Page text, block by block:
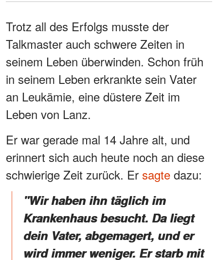
Trotz all des Erfolgs musste der
Talkmaster auch schwere Zeiten in
seinem Leben überwinden. Schon früh
in seinem Leben erkrankte sein Vater
an Leukämie, eine düstere Zeit im
Leben von Lanz.
Er war gerade mal 14 Jahre alt, und
erinnert sich auch heute noch an diese
schwierige Zeit zurück. Er sagte dazu:
"Wir haben ihn täglich im
Krankenhaus besucht. Da liegt
dein Vater, abgemagert, und er
wird immer weniger. Er starb mit